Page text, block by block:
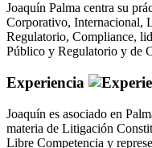
Joaquín Palma centra su
Corporativo, Internacional,
Regulatorio, Compliance,
Público y Regulatorio y de
Experiencia
Joaquín es asociado en
materia de Litigación
Libre Competencia y